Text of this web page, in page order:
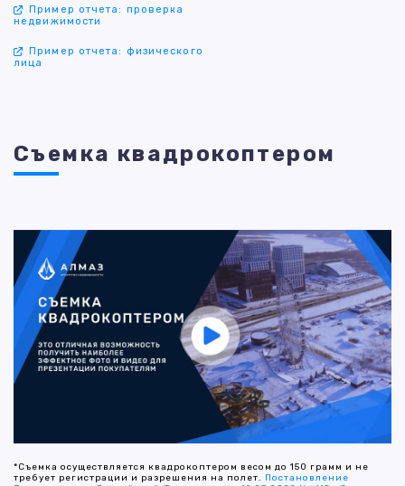
Пример отчета: проверка
недвижимости
Пример отчета: физического
лица
Съемка квадрокоптером
*Съемка осуществляется квадрокоптером весом до 150 грамм и не
требует регистрации и разрешения на полет. Постановление